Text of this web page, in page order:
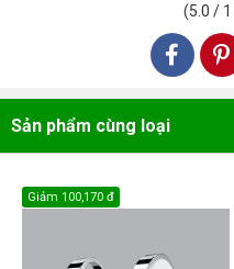
(5.0 / 1
Sản phẩm cùng loại
Giảm 100,170 đ